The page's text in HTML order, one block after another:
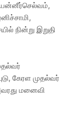
நின்று இறுதி
கேரள முதல்வர்
மனைவி